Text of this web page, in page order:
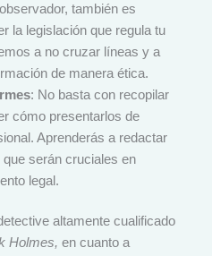
también es
la legislación que regula tu
a no cruzar líneas y a
de manera ética.
: No basta con recopilar
cómo presentarlos de
Aprenderás a redactar
serán cruciales en
legal.
altamente cualificado
Holmes, en cuanto a